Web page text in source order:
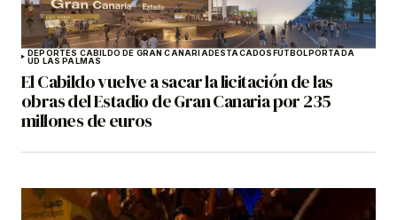
DEPORTES CABILDO DE GRAN CANARIADESTACADOSFÚTBOLPORTADA
UD LAS PALMAS
El Cabildo vuelve a sacar la licitación de las
obras del Estadio de Gran Canaria por 235
millones de euros